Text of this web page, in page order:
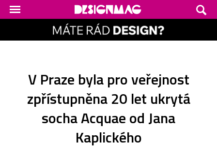
V Praze byla pro veřejnost
zpřístupněna 20 let ukrytá
socha Acquae od Jana
Kaplického